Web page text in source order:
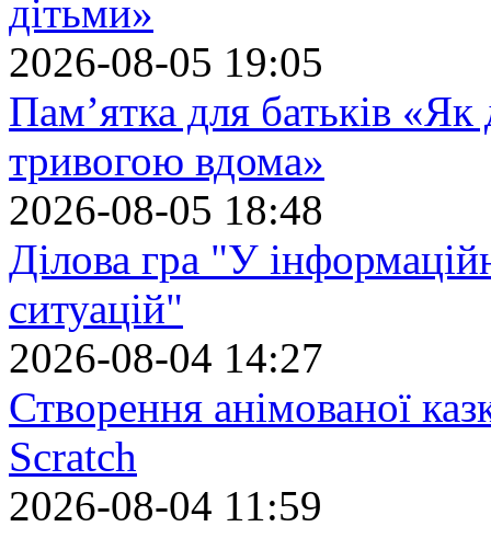
дітьми»
2026-08-05 19:05
Пам’ятка для батьків
тривогою вдома»
2026-08-05 18:48
Ділова гра "У
ситуацій"
2026-08-04 14:27
Створення анімованої
Scratch
2026-08-04 11:59